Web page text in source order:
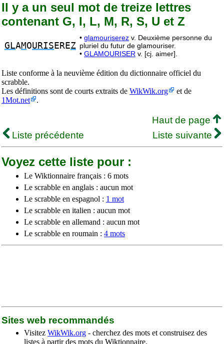
Il y a un seul mot de treize lettres
contenant G, I, L, M, R, S, U et Z
GLAMOURIS EREZ
• glamouriserez v. Deuxième personne du
pluriel du futur de glamouriser.
• GLAMOURISER v. [cj. aimer].
Liste conforme à la neuvième édition du dictionnaire officiel du
scrabble.
Les définitions sont de courts extraits de WikWik.org
et de
1Mot.net
.
Haut de page
Liste précédente
Liste suivante
Voyez cette liste pour :
Le Wiktionnaire français : 6 mots
Le scrabble en anglais : aucun mot
Le scrabble en espagnol : 1 mot
Le scrabble en italien : aucun mot
Le scrabble en allemand : aucun mot
Le scrabble en roumain : 4 mots
Sites web recommandés
Visitez WikWik.org - cherchez des mots et construisez des
listes à partir des mots du Wiktionnaire.